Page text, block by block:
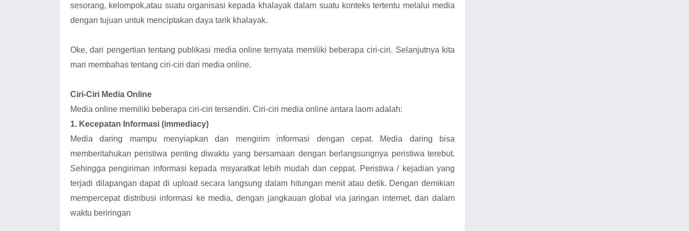
sesorang, kelompok,atau suatu organisasi kepada khalayak dalam suatu konteks tertentu melalui media
dengan tujuan untuk menciptakan daya tarik khalayak.
Oke, dari pengertian tentang publikasi media online ternyata memiliki beberapa ciri-ciri. Selanjutnya kita
mari membahas tentang ciri-ciri dari media online.
Ciri-Ciri Media Online
Media online memiliki beberapa ciri-ciri tersendiri. Ciri-ciri media online antara laom adalah:
1. Kecepatan Informasi (immediacy)
Media daring mampu menyiapkan dan mengirim informasi dengan cepat. Media daring bisa
memberitahukan peristiwa penting diwaktu yang bersamaan dengan berlangsungnya peristiwa terebut.
Sehingga pengiriman informasi kepada msyaratkat lebih mudah dan ceppat. Peristiwa / kejadian yang
terjadi dilapangan dapat di upload secara langsung dalam hitungan menit atau detik. Dengan demikian
mempercepat distribusi informasi ke media, dengan jangkauan global via jaringan internet, dan dalam
waktu beriringan